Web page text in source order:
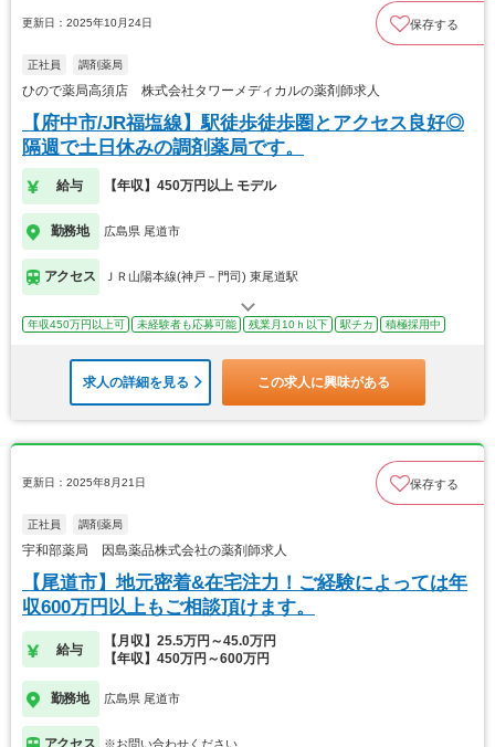
更新日：2025年10月24日 保存する
正社員 調剤薬局
ひので薬局高須店 株式会社タワーメディカルの薬剤師求人
【府中市/JR福塩線】駅徒歩徒歩圏とアクセス良好◎
隔週で土日休みの調剤薬局です。
給与 【年収】450万円以上 モデル
勤務地 広島県 尾道市
アクセス ＪＲ山陽本線(神戸－門司) 東尾道駅
年収450万円以上可 未経験者も応募可能 残業月10ｈ以下 駅チカ 積極採用中
求人の詳細を見る この求人に興味がある
更新日：2025年8月21日 保存する
正社員 調剤薬局
宇和部薬局 因島薬品株式会社の薬剤師求人
【尾道市】地元密着&在宅注力！ご経験によっては年
収600万円以上もご相談頂けます。
給与
【月収】25.5万円～45.0万円
【年収】450万円～600万円
勤務地 広島県 尾道市
※お問い合わせください